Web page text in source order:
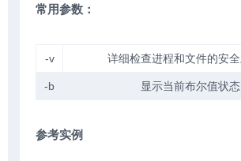
常用参数：
-v 详细检查进程和文件的安
-b 显示当前布尔值状态
参考实例